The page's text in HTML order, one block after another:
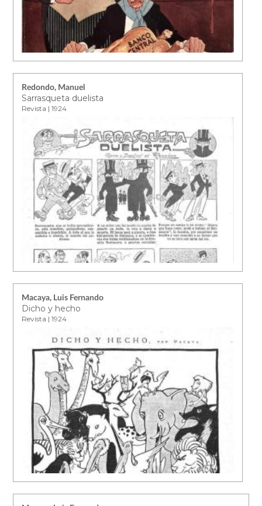
Redondo, Manuel
Sarrasqueta duelista
Revista | 1924
Macaya, Luis Fernando
Dicho y hecho
Revista | 1924